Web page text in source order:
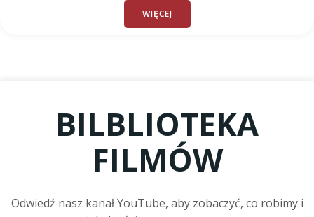
WIĘCEJ
BILBLIOTEKA
FILMÓW
Odwiedź nasz kanał YouTube, aby zobaczyć, co robimy i